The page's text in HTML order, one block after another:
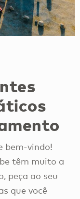
bem-vindo!
têm muito a
peça ao seu
que você